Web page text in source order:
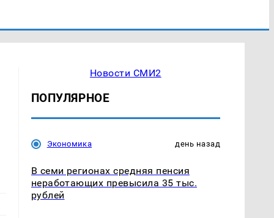
Новости СМИ2
ПОПУЛЯРНОЕ
Экономика день назад
В семи регионах средняя пенсия
неработающих превысила 35 тыс.
рублей